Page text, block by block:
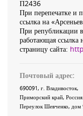
П2436
При перепечатке и
ссылка на
При републикации в
работающая ссылка
страницу сайта:
Почтовый адрес:
690091, г. Владивосток,
Приморский край, Россия
Переулок Шевченко, дом